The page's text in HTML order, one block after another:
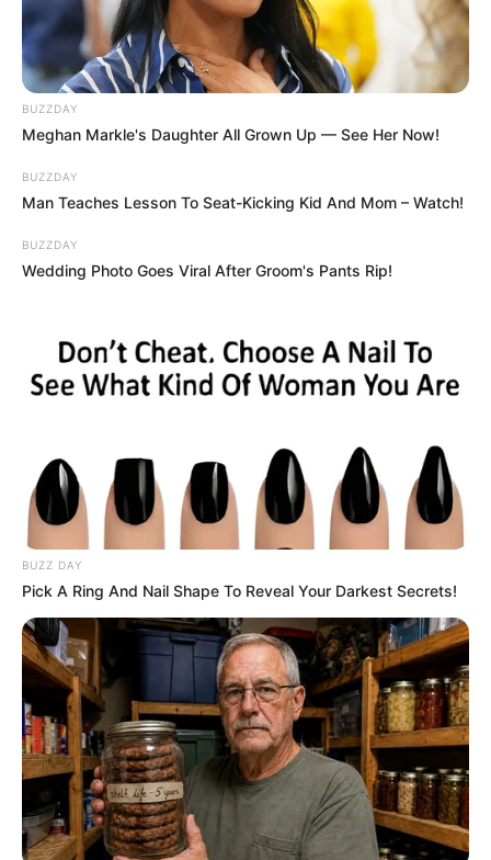
BUZZDAY
Meghan Markle's Daughter All Grown Up — See Her Now!
BUZZDAY
Man Teaches Lesson To Seat-Kicking Kid And Mom – Watch!
BUZZDAY
Wedding Photo Goes Viral After Groom's Pants Rip!
BUZZ DAY
Pick A Ring And Nail Shape To Reveal Your Darkest Secrets!